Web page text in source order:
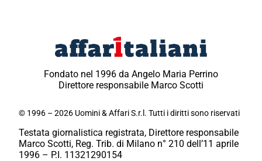
Fondato nel 1996 da Angelo Maria Perrino
Direttore responsabile Marco Scotti
© 1996 – 2026 Uomini & Affari S.r.l. Tutti i diritti sono riservati
Testata giornalistica registrata, Direttore responsabile
Marco Scotti, Reg. Trib. di Milano n° 210 dell’11 aprile
1996 – P.I. 11321290154